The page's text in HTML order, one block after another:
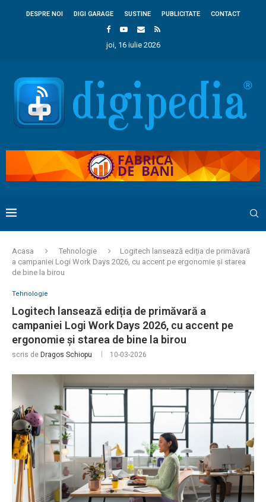
DESPRE NOI DIGI GARAGE SUSTINE PUBLICITATE CONTACT
joi, 16 iulie 2026
Acasa Tehnologie
Logitech lansează ediția de primăvară
a campaniei Logi Work Days 2026, cu accent pe ergonomie și starea
de bine la birou
Tehnologie
Logitech lansează ediția de primăvară a
campaniei Logi Work Days 2026, cu accent pe
ergonomie și starea de bine la birou
scris de Dragos Schiopu 10-03-2026